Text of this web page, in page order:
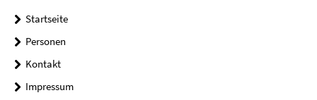
Startseite
Personen
Kontakt
Impressum